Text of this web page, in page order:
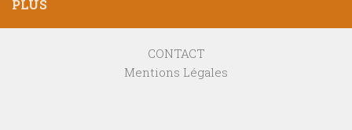
PLUS
CONTACT
Mentions Légales